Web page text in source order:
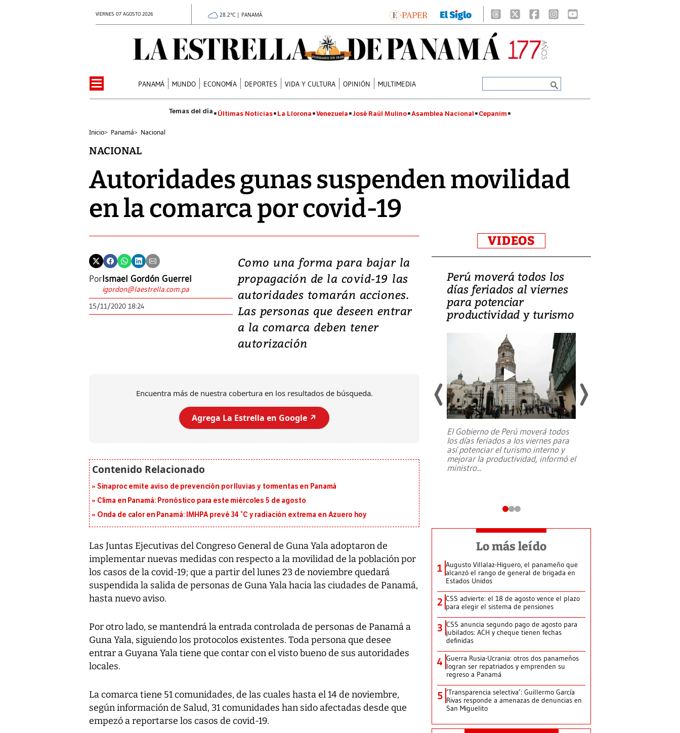
VIERNES 07 AGOSTO 2026 28.2°C | PANAMÁ
PANAMÁ MUNDO ECONOMÍA DEPORTES VIDA Y CULTURA OPINIÓN MULTIMEDIA
Últimas Noticias La Llorona Venezuela José Raúl Mulino Asamblea Nacional Cepanim
Inicio> Panamá> Nacional
NACIONAL
Autoridades gunas suspenden movilidad
en la comarca por covid-19
PorIsmael Gordón Guerrel
igordon@laestrella.com.pa
15/11/2020 18:24
Como una forma para bajar la
propagación de la covid-19 las
autoridades tomarán acciones.
Las personas que deseen entrar
a la comarca deben tener
autorización
Encuentra más de nuestra cobertura en los resultados de búsqueda.
Agrega La Estrella en Google ↗️
Sinaproc emite aviso de prevención por lluvias y tormentas en Panamá
Clima en Panamá: Pronóstico para este miércoles 5 de agosto
Onda de calor en Panamá: IMHPA prevé 34 °C y radiación extrema en Azuero hoy
Las Juntas Ejecutivas del Congreso General de Guna Yala adoptaron de
implementar nuevas medidas con respecto a la movilidad de la población por
los casos de la covid-19; que a partir del lunes 23 de noviembre quedará
suspendida la salida de personas de Guna Yala hacia las ciudades de Panamá,
hasta nuevo aviso.
Por otro lado, se mantendrá la entrada controlada de personas de Panamá a
Guna Yala, siguiendo los protocolos existentes. Toda persona que desee
entrar a Guyana Yala tiene que contar con el visto bueno de sus autoridades
locales.
La comarca tiene 51 comunidades, de las cuales hasta el 14 de noviembre,
según información de Salud, 31 comunidades han sido afectadas desde que
empezó a reportarse los casos de covid-19.
VIDEOS
Video: Lula lanza su
candidatura con
promesas de inversión
en defensa, educación y
tierras raras
presidente de Brasil, Luiz Inácio Lula
...
Perú moverá todos los
días feriados al viernes
para potenciar
productividad y turismo
El Gobierno de Perú moverá todos
los días feriados a los viernes para
así potenciar el turismo interno y
mejorar la productividad, informó el
ministro...
Lo más leído
1 Augusto Villalaz-Higuero, el panameño que
alcanzó el rango de general de brigada en
Estados Unidos
2 CSS advierte: el 18 de agosto vence el plazo
para elegir el sistema de pensiones
3 CSS anuncia segundo pago de agosto para
jubilados: ACH y cheque tienen fechas
definidas
4 Guerra Rusia-Ucrania: otros dos panameños
logran ser repatriados y emprenden su
regreso a Panamá
5 ‘Transparencia selectiva’: Guillermo García
Rivas responde a amenazas de denuncias en
San Miguelito